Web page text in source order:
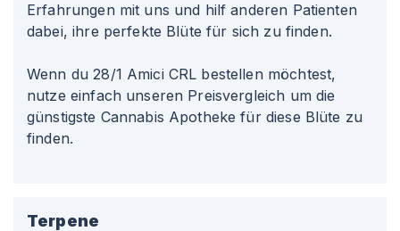
Erfahrungen mit uns und hilf anderen Patienten
dabei, ihre perfekte Blüte für sich zu finden.
Wenn du 28/1 Amici CRL bestellen möchtest,
nutze einfach unseren Preisvergleich um die
günstigste Cannabis Apotheke für diese Blüte zu
finden.
Terpene